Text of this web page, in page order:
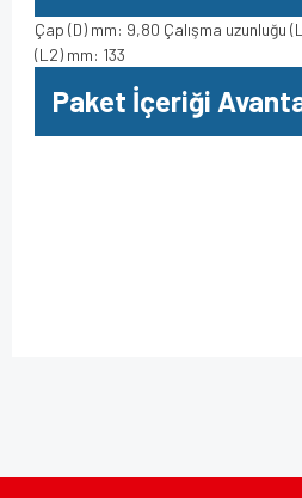
Çap (D) mm: 9,80 Çalışma uzunluğu
(L2) mm: 133
Paket İçeriği